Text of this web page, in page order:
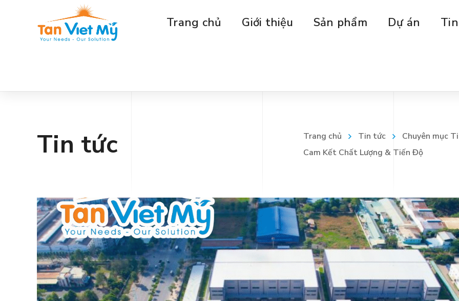
Trang chủ Giới thiệu Sản phẩm Dự án
Tin tức Trang chủ Tin tức
Chuyên mục
Cam Kết Chất Lượng & Tiến Độ